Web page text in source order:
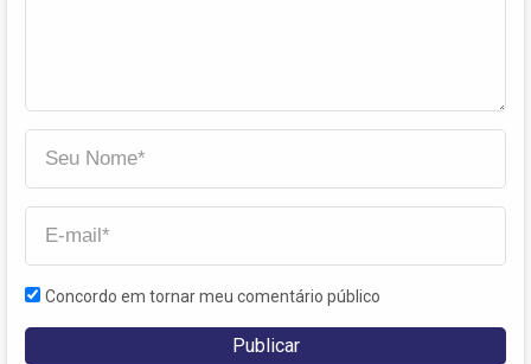
Concordo em tornar meu comentário público